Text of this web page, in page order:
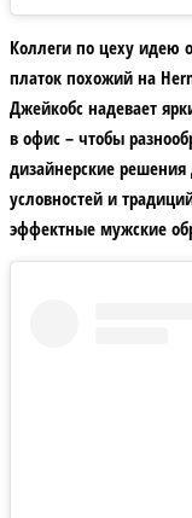
Коллеги по цеху идею
платок похожий на
Джейкобс надевает
в офис – чтобы
дизайнерские
условностей и
эффектные мужские